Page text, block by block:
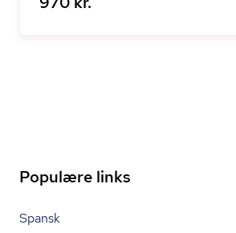
Populære links
Spansk